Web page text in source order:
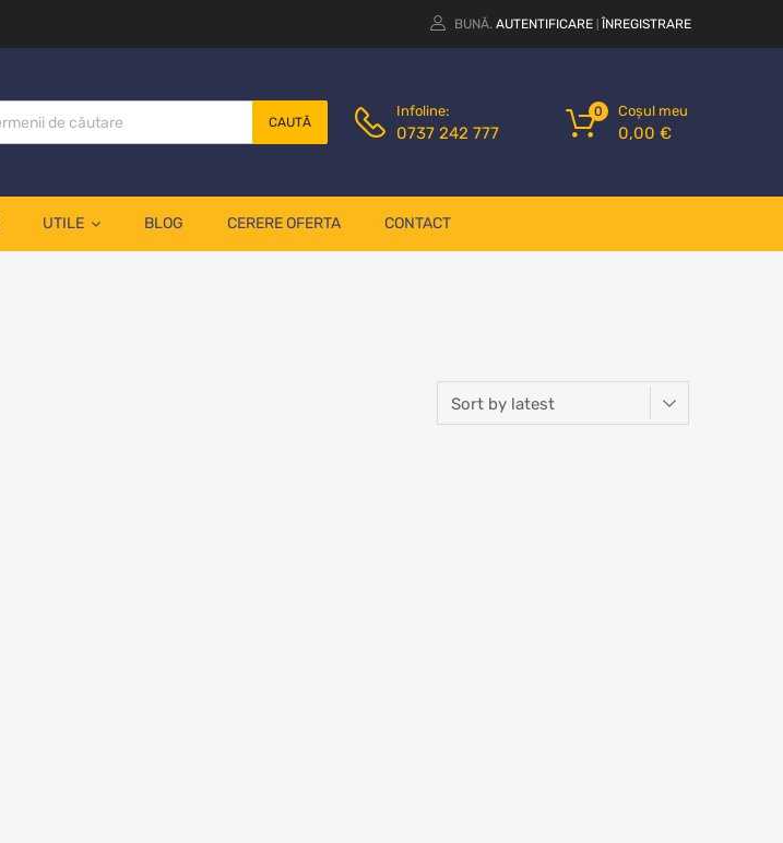
BUNĂ. AUTENTIFICARE ÎNREGISTRARE
CAUTĂ
Infoline:
0737 242 777
Coșul meu
0,00 €
0
UTILE BLOG CERERE OFERTA CONTACT